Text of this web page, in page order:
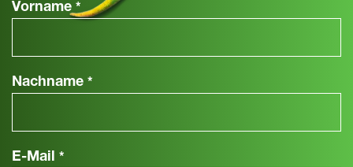
Vorname *
Nachname *
E-Mail *